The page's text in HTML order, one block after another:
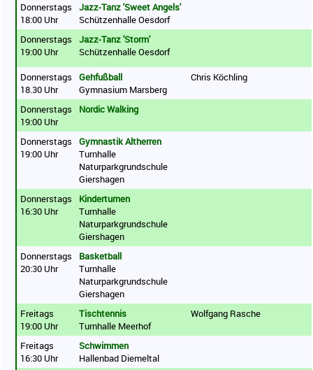
Donnerstags
18:00 Uhr
Jazz-Tanz 'Sweet Angels'
Schützenhalle Oesdorf
Donnerstags
19:00 Uhr
Jazz-Tanz 'Storm'
Schützenhalle Oesdorf
Donnerstags
18.30 Uhr
Gehfußball
Gymnasium Marsberg
Chris Köchling
Donnerstags
19:00 Uhr
Nordic Walking
Donnerstags
19:00 Uhr
Gymnastik Altherren
Turnhalle
Naturparkgrundschule
Giershagen
Donnerstags
16:30 Uhr
Kinderturnen
Turnhalle
Naturparkgrundschule
Giershagen
Donnerstags
20:30 Uhr
Basketball
Turnhalle
Naturparkgrundschule
Giershagen
Freitags
19:00 Uhr
Tischtennis
Turnhalle Meerhof
Wolfgang Rasche
Freitags
16:30 Uhr
Schwimmen
Hallenbad Diemeltal